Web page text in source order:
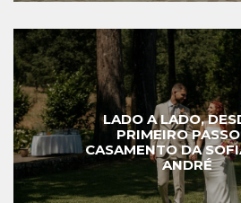
LADO A LADO,
PRIMEIRO
CASAMENTO DA
ANDRÉ